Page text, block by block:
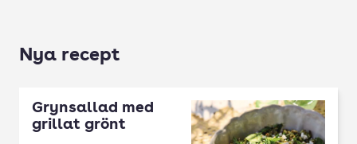
Nya recept
Grynsallad med
grillat grönt